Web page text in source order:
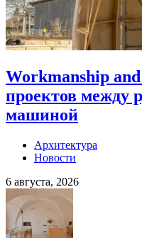
Workmanship
проектов между
машиной
Архитектура
Новости
6 августа, 2026